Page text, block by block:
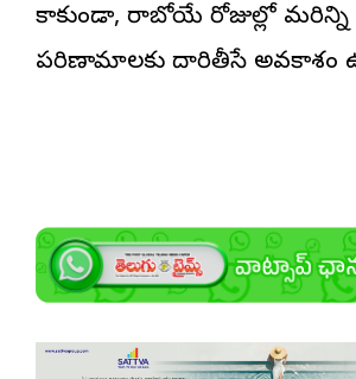
కాకుండా, రాబోయే రోజుల్లో మరిన్ని
పరిణామాలకు దారితీసే అవకాశం